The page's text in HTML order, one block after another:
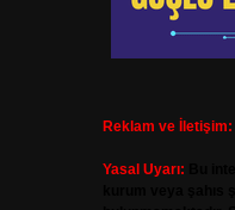
Reklam ve İletişim:
Yasal Uyarı: